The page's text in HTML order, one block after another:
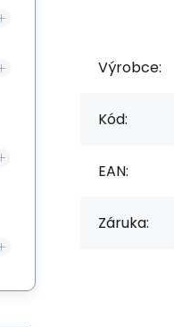
Výrobce:
Kód:
EAN:
Záruka: